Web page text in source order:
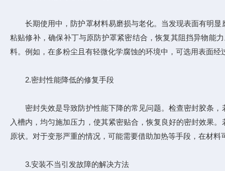
长期使用中，防护罩材料易磨损与老化。当发现表面有明显
粘贴修补，确保补丁与原防护罩紧密结合，恢复其阻挡异物能
料。例如，在多粉尘且有轻微化学腐蚀的环境中，可选用表面
2.密封性能降低的修复手段​
密封失效是导致防护性能下降的常见问题。检查密封胶条，
入槽内，均匀施加压力，使其紧密贴合，恢复良好的密封效果
原状。对于变形严重的情况，可能需要借助加热等手段，在材
3.安装不当引发故障的解决方法​